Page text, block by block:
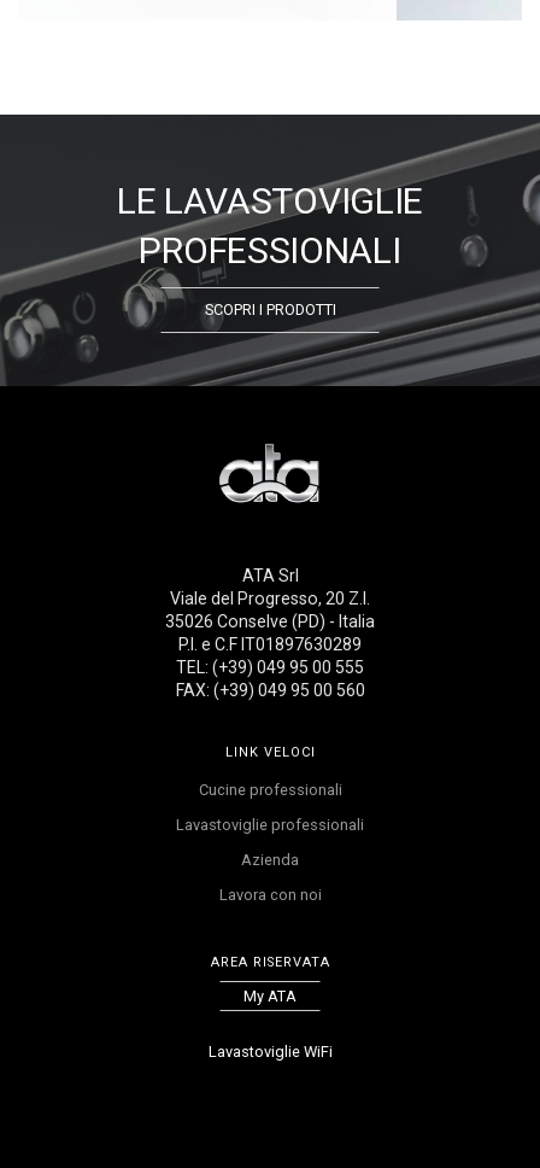
LE LAVASTOVIGLIE
PROFESSIONALI
SCOPRI I PRODOTTI
ATA Srl
Viale del Progresso, 20 Z.I.
35026 Conselve (PD) - Italia
P.I. e C.F IT01897630289
TEL: (+39) 049 95 00 555
FAX: (+39) 049 95 00 560
LINK VELOCI
Cucine professionali
Lavastoviglie professionali
Azienda
Lavora con noi
AREA RISERVATA
My ATA
Lavastoviglie WiFi